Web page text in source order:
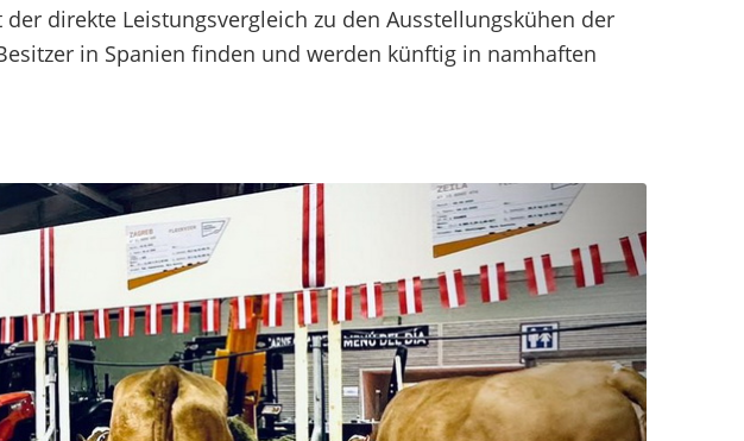
direkte Leistungsvergleich zu den Ausstellungskühen der
in Spanien finden und werden künftig in namhaften